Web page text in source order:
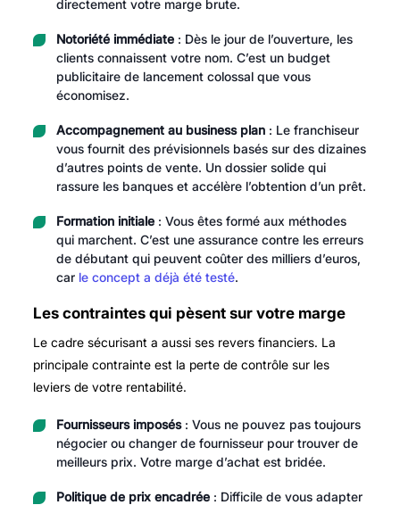
directement votre marge brute.
Notoriété immédiate: Dès le jour de l’ouverture, les
clients connaissent votre nom. C’est un budget
publicitaire de lancement colossal que vous
économisez.
Accompagnement au business plan: Le franchiseur
vous fournit des prévisionnels basés sur des dizaines
d’autres points de vente. Un dossier solide qui
rassure les banques et accélère l’obtention d’un prêt.
Formation initiale: Vous êtes formé aux méthodes
qui marchent. C’est une assurance contre les erreurs
de débutant qui peuvent coûter des milliers d’euros,
car le concept a déjà été testé.
Les contraintes qui pèsent sur votre marge
Le cadre sécurisant a aussi ses revers financiers. La
principale contrainte est la perte de contrôle sur les
leviers de votre rentabilité.
Fournisseurs imposés: Vous ne pouvez pas toujours
négocier ou changer de fournisseur pour trouver de
meilleurs prix. Votre marge d’achat est bridée.
Politique de prix encadrée: Difficile de vous adapter